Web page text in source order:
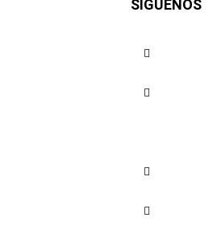
SÍGUENOS